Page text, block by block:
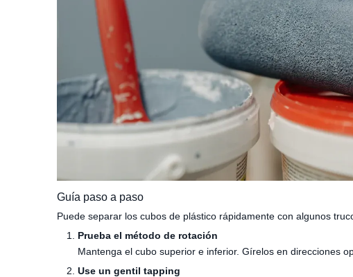
Guía paso a paso
Puede separar los cubos de plástico rápidamente con algunos
Prueba el método de rotación
Mantenga el cubo superior e inferior. Gírelos en direcciones
Use un gentil tapping